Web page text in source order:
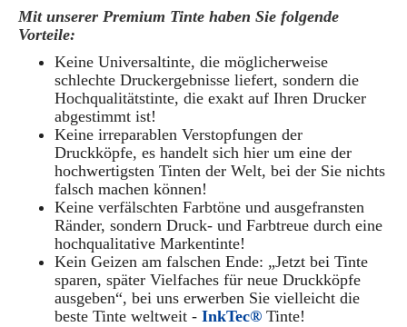
Mit unserer Premium Tinte haben Sie folgende
Vorteile:
Keine Universaltinte, die möglicherweise
schlechte Druckergebnisse liefert, sondern die
Hochqualitätstinte, die exakt auf Ihren Drucker
abgestimmt ist!
Keine irreparablen Verstopfungen der
Druckköpfe, es handelt sich hier um eine der
hochwertigsten Tinten der Welt, bei der Sie nichts
falsch machen können!
Keine verfälschten Farbtöne und ausgefransten
Ränder, sondern Druck- und Farbtreue durch eine
hochqualitative Markentinte!
Kein Geizen am falschen Ende: „Jetzt bei Tinte
sparen, später Vielfaches für neue Druckköpfe
ausgeben“, bei uns erwerben Sie vielleicht die
beste Tinte weltweit - InkTec® Tinte!